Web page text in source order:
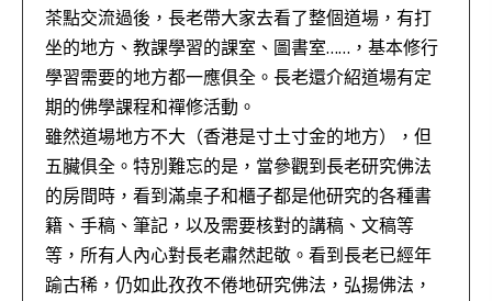
茶點交流過後，長老帶大家去看了整個道場，有打
坐的地方、教課學習的課室、圖書室……，基本修行
學習需要的地方都一應俱全。長老還介紹道場有定
期的佛學課程和禪修活動。
雖然道場地方不大（香港是寸土寸金的地方），但
五臟俱全。特別難忘的是，當參觀到長老研究佛法
的房間時，看到滿桌子和櫃子都是他研究的各種書
籍、手稿、筆記，以及需要核對的講稿、文稿等
等，所有人內心對長老肅然起敬。看到長老已經年
踰古稀，仍如此孜孜不倦地研究佛法，弘揚佛法，